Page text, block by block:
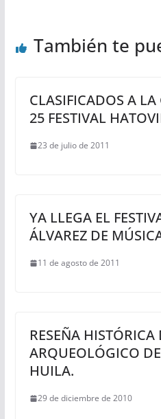
También te
CLASIFICADOS A
25 FESTIVAL
23 de julio de 2011
YA LLEGA EL
ÁLVAREZ DE
11 de agosto de 2011
RESEÑA HISTÓRICA
ARQUEOLÓGICO
HUILA.
29 de diciembre de 2010